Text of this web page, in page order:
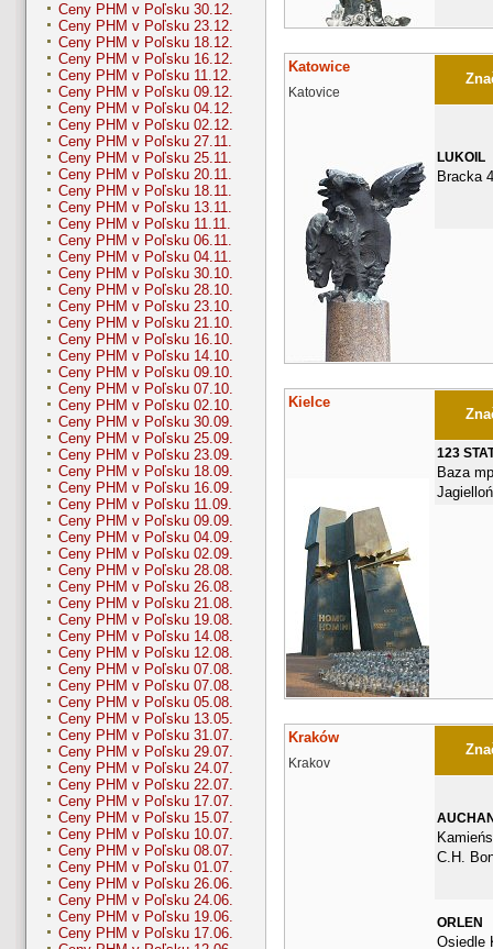
Ceny PHM v Poľsku 30.12.
Ceny PHM v Poľsku 23.12.
Ceny PHM v Poľsku 18.12.
Ceny PHM v Poľsku 16.12.
Ceny PHM v Poľsku 11.12.
Ceny PHM v Poľsku 09.12.
Ceny PHM v Poľsku 04.12.
Ceny PHM v Poľsku 02.12.
Ceny PHM v Poľsku 27.11.
Ceny PHM v Poľsku 25.11.
Ceny PHM v Poľsku 20.11.
Ceny PHM v Poľsku 18.11.
Ceny PHM v Poľsku 13.11.
Ceny PHM v Poľsku 11.11.
Ceny PHM v Poľsku 06.11.
Ceny PHM v Poľsku 04.11.
Ceny PHM v Poľsku 30.10.
Ceny PHM v Poľsku 28.10.
Ceny PHM v Poľsku 23.10.
Ceny PHM v Poľsku 21.10.
Ceny PHM v Poľsku 16.10.
Ceny PHM v Poľsku 14.10.
Ceny PHM v Poľsku 09.10.
Ceny PHM v Poľsku 07.10.
Ceny PHM v Poľsku 02.10.
Ceny PHM v Poľsku 30.09.
Ceny PHM v Poľsku 25.09.
Ceny PHM v Poľsku 23.09.
Ceny PHM v Poľsku 18.09.
Ceny PHM v Poľsku 16.09.
Ceny PHM v Poľsku 11.09.
Ceny PHM v Poľsku 09.09.
Ceny PHM v Poľsku 04.09.
Ceny PHM v Poľsku 02.09.
Ceny PHM v Poľsku 28.08.
Ceny PHM v Poľsku 26.08.
Ceny PHM v Poľsku 21.08.
Ceny PHM v Poľsku 19.08.
Ceny PHM v Poľsku 14.08.
Ceny PHM v Poľsku 12.08.
Ceny PHM v Poľsku 07.08.
Ceny PHM v Poľsku 07.08.
Ceny PHM v Poľsku 05.08.
Ceny PHM v Poľsku 13.05.
Ceny PHM v Poľsku 31.07.
Ceny PHM v Poľsku 29.07.
Ceny PHM v Poľsku 24.07.
Ceny PHM v Poľsku 22.07.
Ceny PHM v Poľsku 17.07.
Ceny PHM v Poľsku 15.07.
Ceny PHM v Poľsku 10.07.
Ceny PHM v Poľsku 08.07.
Ceny PHM v Poľsku 01.07.
Ceny PHM v Poľsku 26.06.
Ceny PHM v Poľsku 24.06.
Ceny PHM v Poľsku 19.06.
Ceny PHM v Poľsku 17.06.
Katowice
Katovice
LUKOIL
Bracka 4
Kielce
123
Baza
Kraków
Krakov
C.H.
ORLEN
Osiedle